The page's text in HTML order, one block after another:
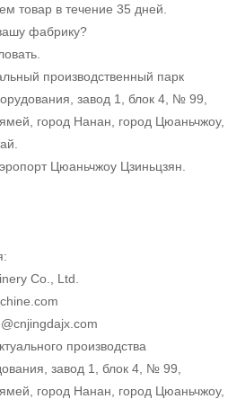
товар в течение 35 дней.
фабрику?
производственный парк
завод 1, блок 4, № 99,
город Нанан, город Цюаньчжоу,
Цюаньчжоу Цзиньцзян.
Co., Ltd.
производства
завод 1, блок 4, № 99,
город Нанан, город Цюаньчжоу,